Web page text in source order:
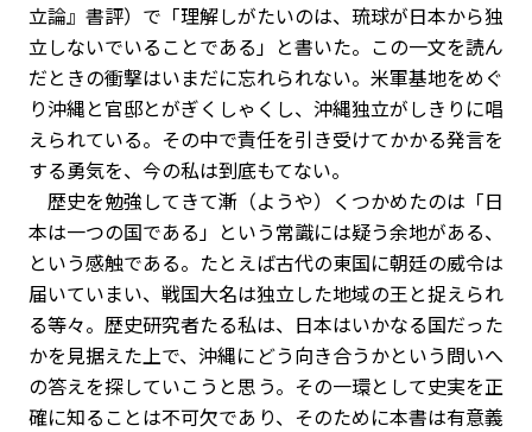
立論』書評）で「理解しがたいのは、琉球が日本から独
立しないでいることである」と書いた。この一文を読ん
だときの衝撃はいまだに忘れられない。米軍基地をめぐ
り沖縄と官邸とがぎくしゃくし、沖縄独立がしきりに唱
えられている。その中で責任を引き受けてかかる発言を
する勇気を、今の私は到底もてない。
歴史を勉強してきて漸（ようや）くつかめたのは「日
本は一つの国である」という常識には疑う余地がある、
という感触である。たとえば古代の東国に朝廷の威令は
届いていまい、戦国大名は独立した地域の王と捉えられ
る等々。歴史研究者たる私は、日本はいかなる国だった
かを見据えた上で、沖縄にどう向き合うかという問いへ
の答えを探していこうと思う。その一環として史実を正
確に知ることは不可欠であり、そのために本書は有意義